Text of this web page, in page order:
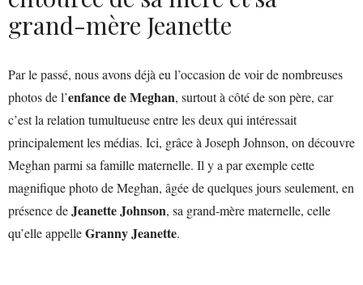
grand-mère Jeanette
Par le passé, nous avons déjà eu l’occasion de voir de nombreuses
photos de l’enfance de Meghan, surtout à côté de son père, car
c’est la relation tumultueuse entre les deux qui intéressait
principalement les médias. Ici, grâce à Joseph Johnson, on découvre
Meghan parmi sa famille maternelle. Il y a par exemple cette
magnifique photo de Meghan, âgée de quelques jours seulement, en
présence deJeanette Johnson, sa grand-mère maternelle, celle
qu’elle appelleGranny Jeanette.